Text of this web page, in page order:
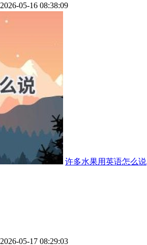
2026-05-16 08:38:09
许多水果用英语怎么说
2026-05-17 08:29:03